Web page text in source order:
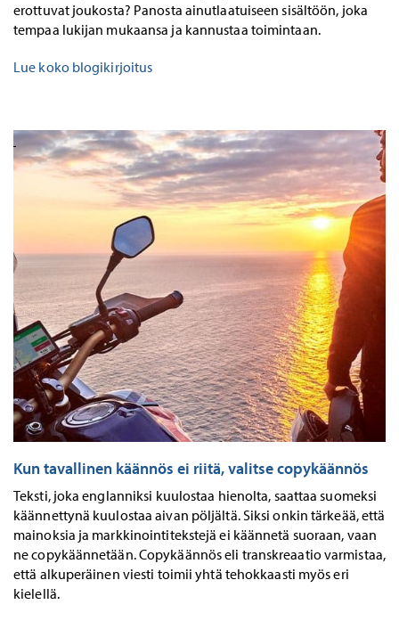
erottuvat joukosta? Panosta ainutlaatuiseen sisältöön, joka
tempaa lukijan mukaansa ja kannustaa toimintaan.
Lue koko blogikirjoitus
Kun tavallinen käännös ei riitä, valitse copykäännös
Teksti, joka englanniksi kuulostaa hienolta, saattaa suomeksi
käännettynä kuulostaa aivan pöljältä. Siksi onkin tärkeää, että
mainoksia ja markkinointitekstejä ei käännetä suoraan, vaan
ne copykäännetään. Copykäännös eli transkreaatio varmistaa,
että alkuperäinen viesti toimii yhtä tehokkaasti myös eri
kielellä.